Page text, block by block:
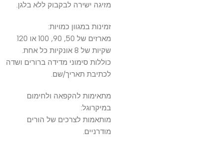
מזיגה ישירה לבקבוק ללא בלגן.
זמינות במגוון כמויות:
מארזים של 50, 90, 100 או 120
שקיות של 8 אונקיות כל אחת.
כוללות סימוני מדידה ברורים ושדה
לכתיבת תאריך/שם.
מתאימות להקפאה ולחימום
במיקרוגל:
מותאמות לצרכים של הורים
מודרניים.